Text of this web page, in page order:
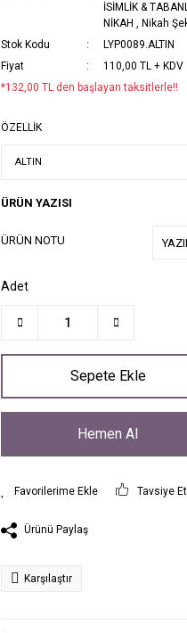
İSİMLİK &
NİKAH , Nikah
Stok Kodu
LYP0089.ALTIN
Fiyat
110,00 TL + KDV
*132,00 TL den başlayan taksitlerle!!
ÖZELLİK
ÜRÜN YAZISI
ÜRÜN NOTU
Adet
Sepete Ekle
Hemen Al
Tavsiye Et
Ürünü Paylaş
Karşılaştır